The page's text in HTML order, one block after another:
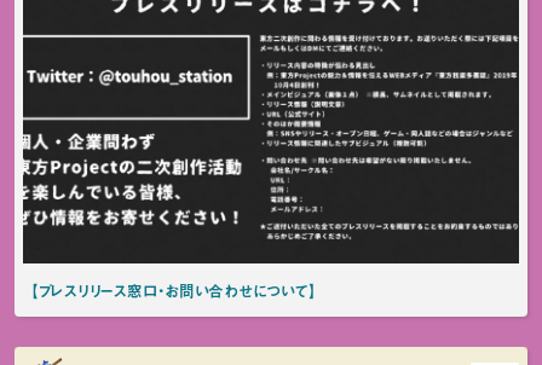
【プレスリリース窓口・お問い合わせについて】